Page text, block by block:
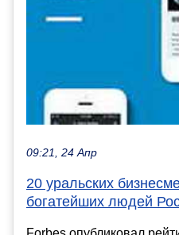
09:21, 24 Апр
20 уральских
богатейших людей